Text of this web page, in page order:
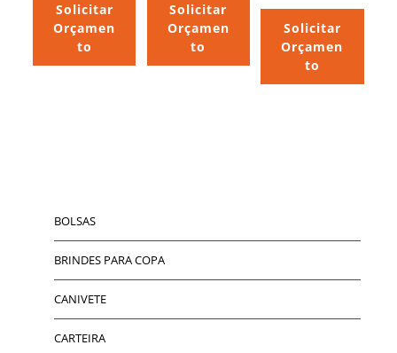
Solicitar
Orçamen
to
Solicitar
Orçamen
to
Solicitar
Orçamen
to
BOLSAS
BRINDES PARA COPA
CANIVETE
CARTEIRA